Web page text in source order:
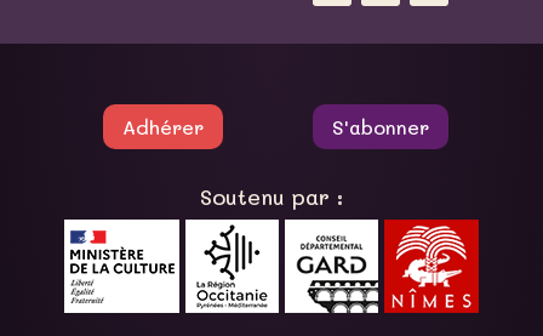
Adhérer S'abonner
Soutenu par :